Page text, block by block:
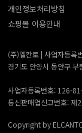
개인정보처리방침
쇼핑몰 이용안내
(주)엘칸토 | 사업자등록
경기도 안양시 동안구
사업자등록번호: 126-
통신판매업신고번호:
Copyright by